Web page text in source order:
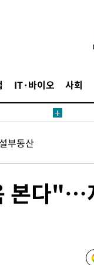
IT·바이오 사회
' 수용할까
표 8월 중 예
실
어
려워" 취임
부동산
본다"…